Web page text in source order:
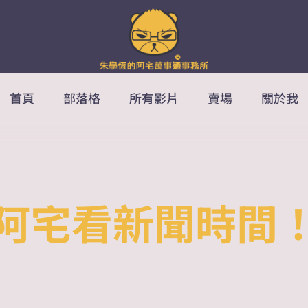
首頁 部落格 所有影片 賣場 關於我
宅看新聞時間